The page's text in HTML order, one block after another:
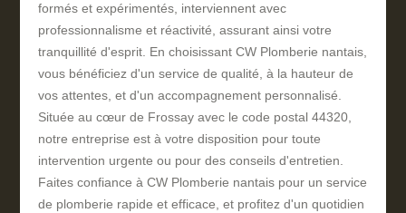
formés et expérimentés, interviennent avec
professionnalisme et réactivité, assurant ainsi votre
tranquillité d'esprit. En choisissant CW Plomberie nantais,
vous bénéficiez d'un service de qualité, à la hauteur de
vos attentes, et d'un accompagnement personnalisé.
Située au cœur de Frossay avec le code postal 44320,
notre entreprise est à votre disposition pour toute
intervention urgente ou pour des conseils d'entretien.
Faites confiance à CW Plomberie nantais pour un service
de plomberie rapide et efficace, et profitez d'un quotidien